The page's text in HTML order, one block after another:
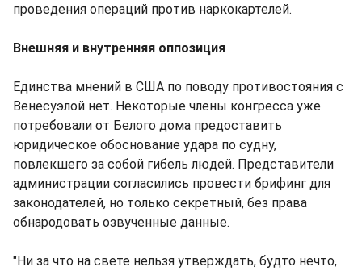
проведения операций против наркокартелей.
Внешняя и внутренняя оппозиция
Единства мнений в США по поводу противостояния с
Венесуэлой нет. Некоторые члены конгресса уже
потребовали от Белого дома предоставить
юридическое обоснование удара по судну,
повлекшего за собой гибель людей. Представители
администрации согласились провести брифинг для
законодателей, но только секретный, без права
обнародовать озвученные данные.
"Ни за что на свете нельзя утверждать, будто нечто,